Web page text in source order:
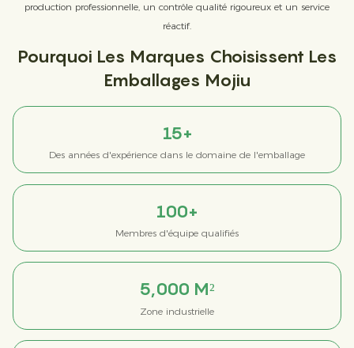
production professionnelle, un contrôle qualité rigoureux et un service
réactif.
Pourquoi Les Marques Choisissent Les
Emballages Mojiu
15+
Des années d'expérience dans le domaine de l'emballage
100+
Membres d'équipe qualifiés
5,000 M²
Zone industrielle